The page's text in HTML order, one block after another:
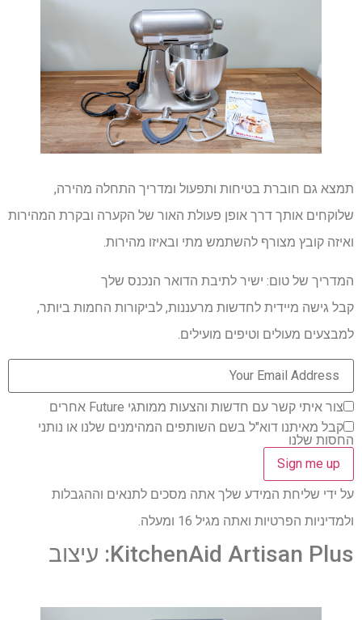
תמצא גם חוברת בטיחות ותפעול ומדריך התחלה מהירה,
שלוקחים אותך דרך אופן פעולת האור של הקערה ובקרת המהירות
ואיזה קובץ מצורף להשתמש מתי ובאיזו מהירות.
המדריך של טום: ישיר לתיבת הדואר הנכנס שלך
קבל גישה מיידית לחדשות מרעננות, לביקורות החמות ביותר,
למבצעים מעולים וטיפים מועילים.
צור איתי קשר עם חדשות והצעות ממותגי Future אחרים
קבל מאיתנו דוא"ל בשם השותפים המהימנים שלנו או נותני
החסות שלנו
על ידי שליחת המידע שלך אתה מסכים לתנאים וההגבלות
ולמדיניות הפרטיות ואתה מגיל 16 ומעלה.
KitchenAid Artisan Plus: עיצוב